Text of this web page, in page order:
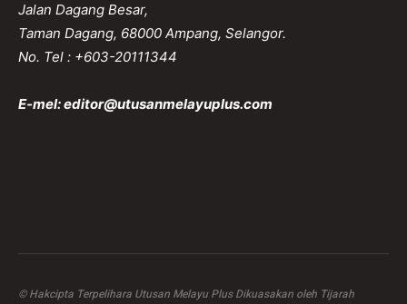
Jalan Dagang Besar,
Taman Dagang, 68000 Ampang, Selangor.
No. Tel : +603-20111344
E-mel:editor@utusanmelayuplus.com
© Hakcipta Terpelihara Utusan Melayu Plus Dikuasakan oleh Tijarah